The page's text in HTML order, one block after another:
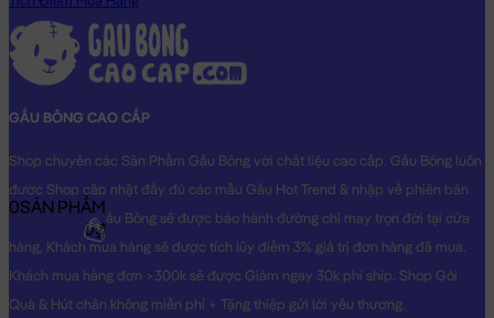
GẤU BÔNG CAO CẤP
Shop chuyên các Sản Phẩm Gấu Bông với chất liệu cao cấp. Gấu Bông luôn
được Shop cập nhật đầy đủ các mẫu Gấu Hot Trend & nhập về phiên bản
Original nhất. Gấu Bông sẽ được bảo hành đường chỉ may trọn đời tại cửa
hàng, Khách mua hàng sẽ được tích lũy điểm 3% giá trị đơn hàng đã mua.
Khách mua hàng đơn >300k sẽ được Giảm ngay 30k phí ship. Shop Gói
Quà & Hút chân không miễn phí + Tặng thiệp gửi lời yêu thương.
0SẢN PHẨM
0₫